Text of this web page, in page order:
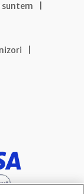
suntem